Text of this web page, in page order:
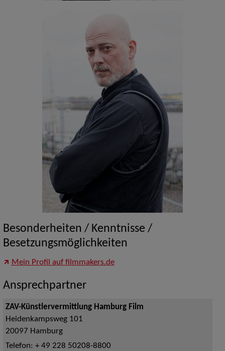
Besonderheiten / Kenntnisse /
Besetzungsmöglichkeiten
Mein Profil auf filmmakers.de
Ansprechpartner
ZAV-Künstlervermittlung Hamburg Film
Heidenkampsweg 101
20097 Hamburg
Telefon: + 49 228 50208-8800